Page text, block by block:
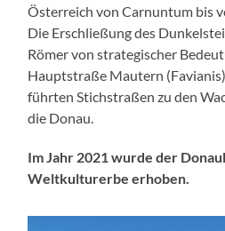
Österreich von Carnuntum bis
Die Erschließung des
Römer von strategischer
Hauptstraße Mautern
führten Stichstraßen zu den
die Donau.
Im Jahr 2021 wurde der
Weltkulturerbe erhoben.